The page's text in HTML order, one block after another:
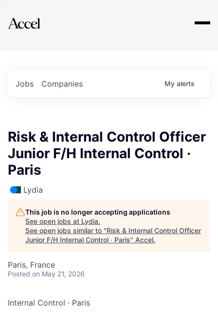
Explore
Jobs Companies My alerts
Risk & Internal Control Officer
Junior F/H Internal Control ·
Paris
Lydia
This job is no longer accepting applications
See open jobs at Lydia.
See open jobs similar to "Risk & Internal Control Officer
Junior F/H Internal Control · Paris" Accel.
Paris, France
Posted on May 21, 2026
Internal Control · Paris